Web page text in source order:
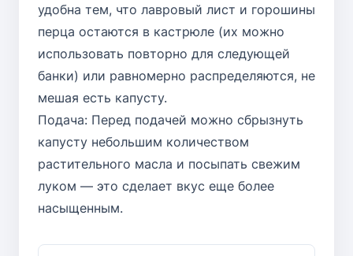
удобна тем, что лавровый лист и горошины
перца остаются в кастрюле (их можно
использовать повторно для следующей
банки) или равномерно распределяются, не
мешая есть капусту.
Подача: Перед подачей можно сбрызнуть
капусту небольшим количеством
растительного масла и посыпать свежим
луком — это сделает вкус еще более
насыщенным.